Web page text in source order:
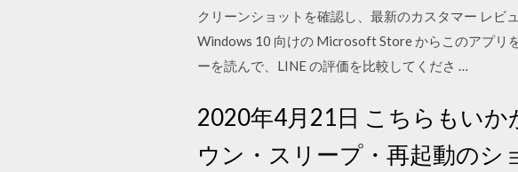
クリーンショットを確認し、最新のカスタマー レ
Windows 10 向けの Microsoft Store からこのアプリ
ーを読んで、LINE の評価を比較してくださ …
2020年4月21日 こちらもい
ウン・スリープ・再起動のシ